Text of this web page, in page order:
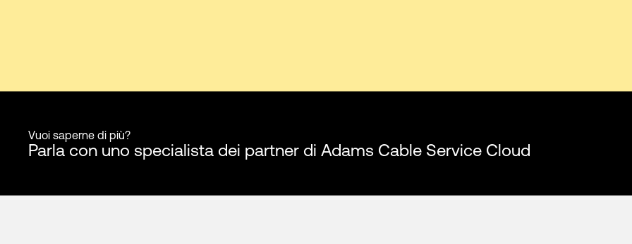
Vuoi saperne di più?
Parla con uno specialista dei partner di Adams Cable Service Cloud